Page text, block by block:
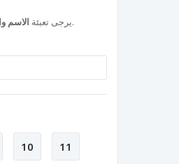
يرجى تعبئة الاسم التي ستُكتب على لوحة الاسم بشكل كامل ودقيق.
10 11